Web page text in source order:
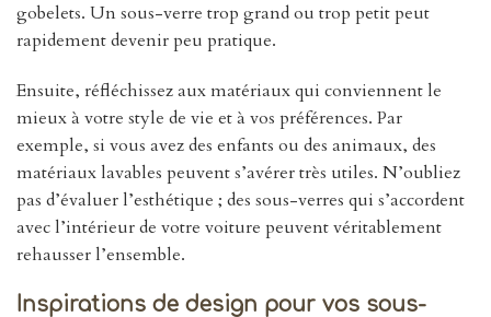
gobelets. Un sous-verre trop grand ou trop petit peut
rapidement devenir peu pratique.
Ensuite, réfléchissez aux matériaux qui conviennent le
mieux à votre style de vie et à vos préférences. Par
exemple, si vous avez des enfants ou des animaux, des
matériaux lavables peuvent s’avérer très utiles. N’oubliez
pas d’évaluer l’esthétique ; des sous-verres qui s’accordent
avec l’intérieur de votre voiture peuvent véritablement
rehausser l’ensemble.
Inspirations de design pour vos sous-